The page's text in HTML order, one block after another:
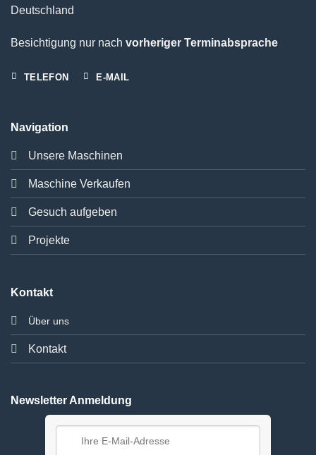
Deutschland
Besichtigung nur nach vorheriger Terminabsprache
TELEFON E-MAIL
Navigation
Unsere Maschinen
Maschine Verkaufen
Gesuch aufgeben
Projekte
Kontakt
Über uns
Kontakt
Newsletter Anmeldung